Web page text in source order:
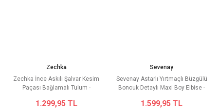
Zechka
Zechka İnce Askılı Şalvar Kesim
Paçası Bağlamalı Tulum -
1.299,95 TL
Sevenay
Sevenay Astarlı Yırtmaçlı Büzgülü
Boncuk Detaylı Maxi Boy Elbise -
1.599,95 TL